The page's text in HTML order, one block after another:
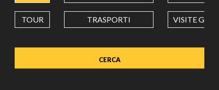
TOUR TRASPORTI VISITE